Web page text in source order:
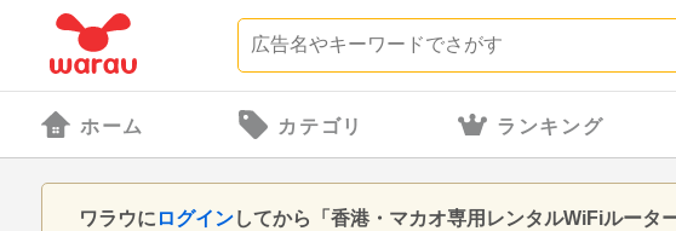
ホーム カテゴリ ランキング
ワラウに ログインしてから「香港・マカオ専用レンタルWiFiルータ